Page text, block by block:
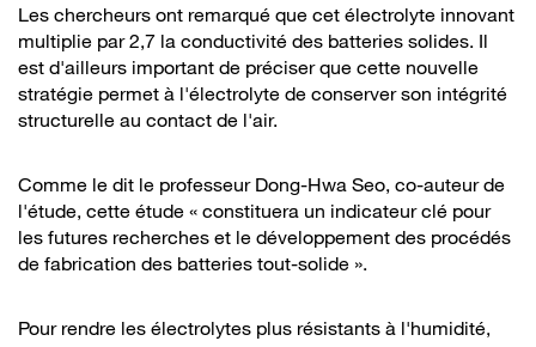
Les chercheurs ont remarqué que cet électrolyte innovant
multiplie par 2,7 la conductivité des batteries solides. Il
est d'ailleurs important de préciser que cette nouvelle
stratégie permet à l'électrolyte de conserver son intégrité
structurelle au contact de l'air.
Comme le dit le professeur Dong-Hwa Seo, co-auteur de
l'étude, cette étude « constituera un indicateur clé pour
les futures recherches et le développement des procédés
de fabrication des batteries tout-solide ».
Pour rendre les électrolytes plus résistants à l'humidité,